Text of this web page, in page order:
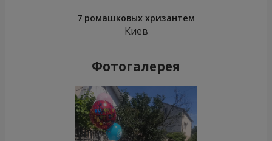
7 ромашковых хризантем
Киев
Фотогалерея